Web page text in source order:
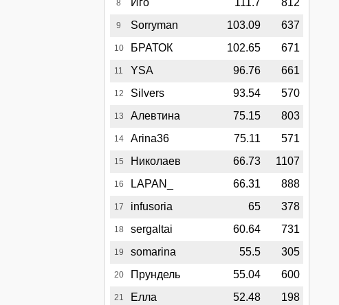
8 Иго 111.7 812
9 Sorryman 103.09 637
10 БРАТОК 102.65 671
11 YSA 96.76 661
12 Silvers 93.54 570
13 Алевтина 75.15 803
14 Arina36 75.11 571
15 Николаев 66.73 1107
16 LAPAN_ 66.31 888
17 infusoria 65 378
18 sergaltai 60.64 731
19 somarina 55.5 305
20 Прундель 55.04 600
21 Елла 52.48 198